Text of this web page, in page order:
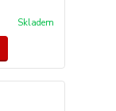
Skladem